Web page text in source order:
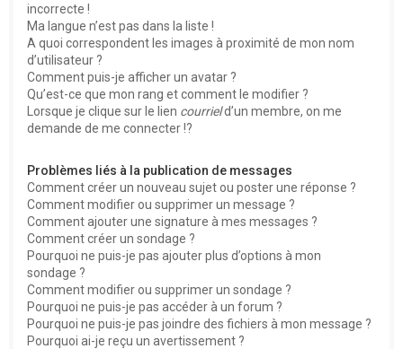
incorrecte !
Ma langue n’est pas dans la liste !
A quoi correspondent les images à proximité de mon nom
d’utilisateur ?
Comment puis-je afficher un avatar ?
Qu’est-ce que mon rang et comment le modifier ?
Lorsque je clique sur le lien courrield’un membre, on me
demande de me connecter !?
Problèmes liés à la publication de messages
Comment créer un nouveau sujet ou poster une réponse ?
Comment modifier ou supprimer un message ?
Comment ajouter une signature à mes messages ?
Comment créer un sondage ?
Pourquoi ne puis-je pas ajouter plus d’options à mon
sondage ?
Comment modifier ou supprimer un sondage ?
Pourquoi ne puis-je pas accéder à un forum ?
Pourquoi ne puis-je pas joindre des fichiers à mon message ?
Pourquoi ai-je reçu un avertissement ?